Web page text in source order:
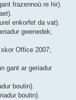
frazennoù re hir).
enkorfet da vat).
gwenedek;
Office 2007;
gant ar geriadur
boutin).
boutin).